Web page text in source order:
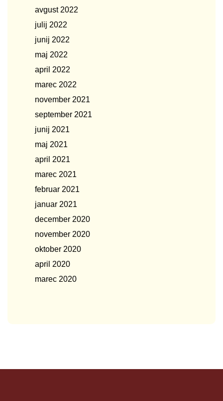
avgust 2022
julij 2022
junij 2022
maj 2022
april 2022
marec 2022
november 2021
september 2021
junij 2021
maj 2021
april 2021
marec 2021
februar 2021
januar 2021
december 2020
november 2020
oktober 2020
april 2020
marec 2020